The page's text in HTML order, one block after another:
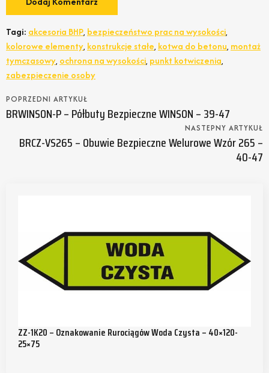
Tagi: akcesoria BHP, bezpieczeństwo prac na wysokości,
kolorowe elementy, konstrukcje stałe, kotwa do betonu, montaż
tymczasowy, ochrona na wysokości, punkt kotwiczenia,
zabezpieczenie osoby
POPRZEDNI ARTYKUŁ
BRWINSON-P – Półbuty Bezpieczne WINSON – 39-47
NASTEPNY ARTYKUŁ
BRCZ-VS265 – Obuwie Bezpieczne Welurowe Wzór 265 –
40-47
ZZ-1K20 – Oznakowanie Rurociągów Woda Czysta – 40×120-
25×75